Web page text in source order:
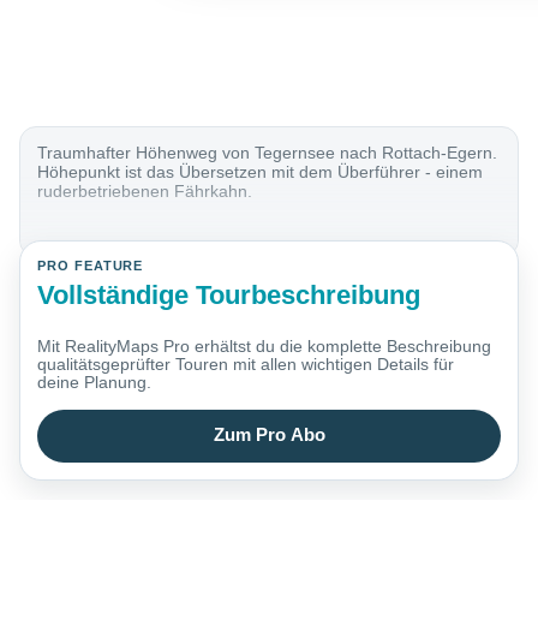
Traumhafter Höhenweg von Tegernsee nach Rottach-Egern.
Höhepunkt ist das Übersetzen mit dem Überführer - einem
ruderbetriebenen Fährkahn.
PRO FEATURE
Vollständige Tourbeschreibung
Mit RealityMaps Pro erhältst du die komplette Beschreibung
qualitätsgeprüfter Touren mit allen wichtigen Details für
deine Planung.
Zum Pro Abo